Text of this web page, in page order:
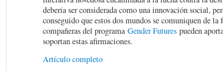
debería ser considerada como una innovación social,
conseguido que estos dos mundos se comuniquen de la
compañeras del programa Gender Futurespueden
soportan estas afirmaciones.
Artículo completo